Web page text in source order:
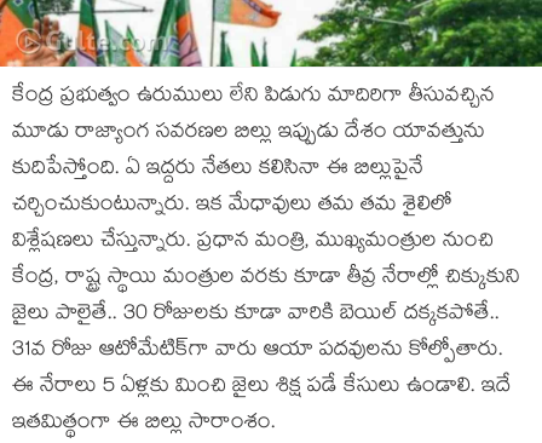
కేంద్ర ప్రభుత్వం ఉరుములు లేని పిడుగు మాదిరిగా తీసువచ్చిన
మూడు రాజ్యాంగ సవరణల బిల్లు ఇప్పుడు దేశం యావత్తును
కుదిపేస్తోంది. ఏ ఇద్దరు నేతలు కలిసినా ఈ బిల్లుపైనే
చర్చించుకుంటున్నారు. ఇక మేధావులు తమ తమ శైలిలో
విశ్లేషణలు చేస్తున్నారు. ప్రధాన మంత్రి, ముఖ్యమంత్రుల నుంచి
కేంద్ర, రాష్ట్ర స్థాయి మంత్రుల వరకు కూడా తీవ్ర నేరాల్లో చిక్కుకుని
జైలు పాలైతే.. 30 రోజులకు కూడా వారికి బెయిల్ దక్కకపోతే..
31వ రోజు ఆటోమేటిక్‌గా వారు ఆయా పదవులను కోల్పోతారు.
ఈ నేరాలు 5 ఏళ్లకు మించి జైలు శిక్ష పడే కేసులు ఉండాలి. ఇదే
ఇతమిత్థంగా ఈ బిల్లు సారాంశం.